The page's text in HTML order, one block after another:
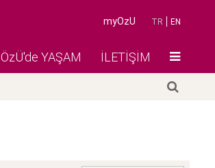
TR EN
myOzU
ÖzÜ'de YAŞAM İLETİŞİM